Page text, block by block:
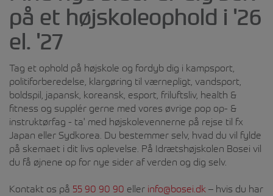
på et højskoleophold i '26
el. '27
Tag et ophold på højskole og fordyb dig i kampsport,
politiforberedelse, klargøring til værnepligt, vandsport,
boldspil, japansk, koreansk, esport, friluftsliv, health &
fitness og supplér gerne med vores øvrige pop op- &
instruktørfag - ta' med højskolevennerne på rejse til fx
Japan eller Sydkorea. Du bestemmer selv, hvad du vil fylde
på skemaet i dit livs oplevelse. På Idrætshøjskolen Bosei vil
du få øjnene op for nye sider af verden og dig selv.
Kontakt os på 55 90 90 90 eller info@bosei.dk – hvis du har